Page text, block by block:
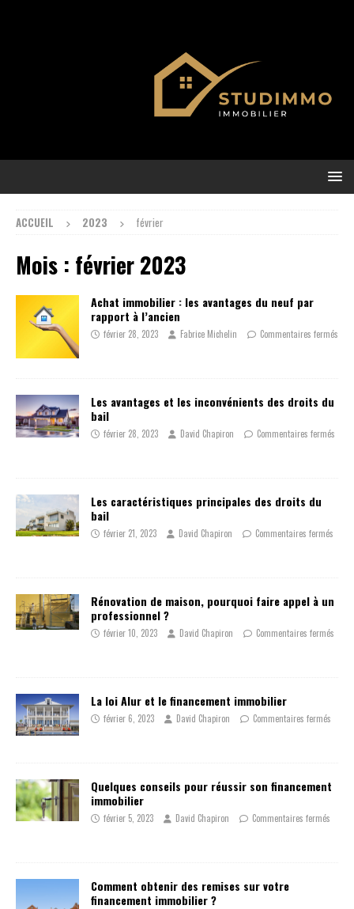
ACCUEIL 2023 février
Mois : février 2023
Achat immobilier : les avantages du neuf par
rapport à l’ancien
février 28, 2023 Fabrice Michelin Commentaires fermés
Les avantages et les inconvénients des droits du
bail
février 28, 2023 David Chapiron Commentaires fermés
Les caractéristiques principales des droits du
bail
février 21, 2023 David Chapiron Commentaires fermés
Rénovation de maison, pourquoi faire appel à un
professionnel ?
février 10, 2023 David Chapiron Commentaires fermés
La loi Alur et le financement immobilier
février 6, 2023 David Chapiron Commentaires fermés
Quelques conseils pour réussir son financement
immobilier
février 5, 2023 David Chapiron Commentaires fermés
Comment obtenir des remises sur votre
financement immobilier ?